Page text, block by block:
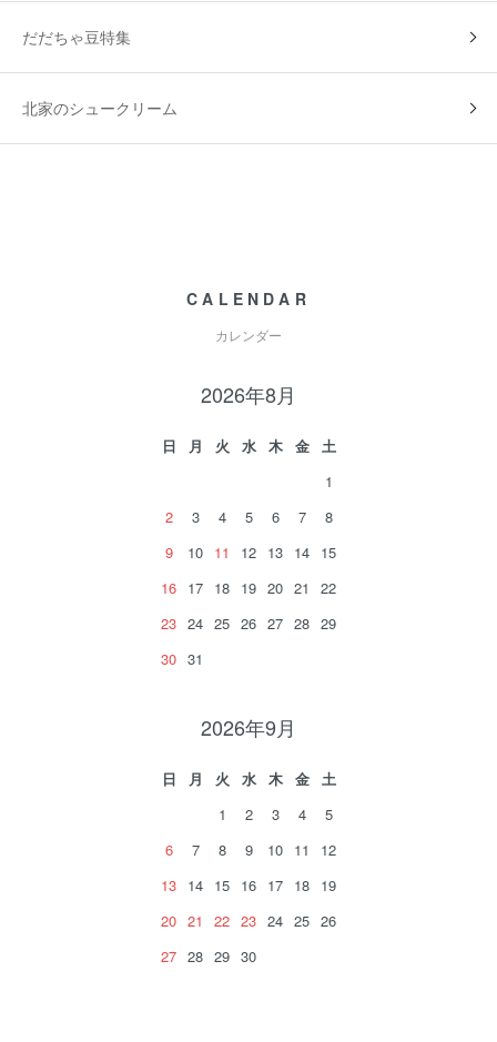
だだちゃ豆特集
北家のシュークリーム
CALENDAR
カレンダー
2026年8月
日 月 火 水 木 金
土
1
2
3 4 5 6 7
8
9
10 11 12 13 14 15
16 17 18 19 20 21
22
23 24 25 26 27 28 29
30 31
2026年9月
日 月 火 水 木 金
土
1
2 3 4
5
6
7 8 9 10 11
12
13 14 15 16 17 18 19
20 21 22 23 24 25 26
27 28 29 30